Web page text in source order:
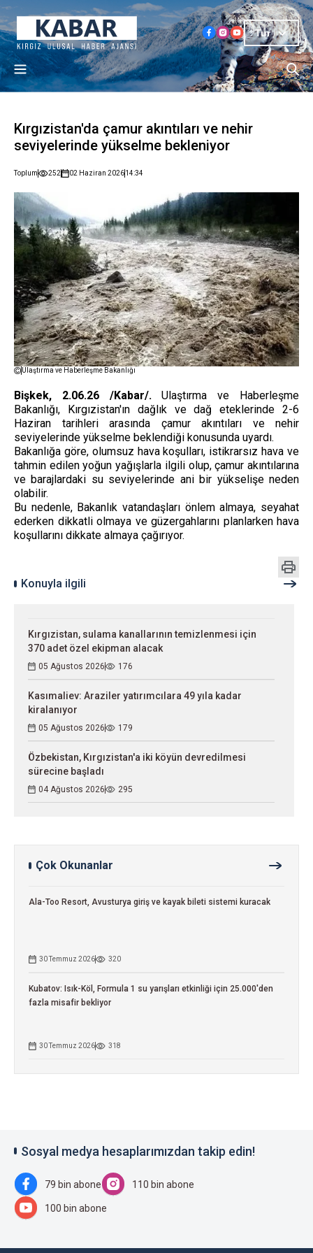
Tur
Kırgızistan'da çamur akıntıları ve nehir
seviyelerinde yükselme bekleniyor
Toplum 252 02 Haziran 202614:34
Ulaştırma ve Haberleşme Bakanlığı
Bişkek, 2.06.26 /Kabar/.Ulaştırma ve Haberleşme
Bakanlığı, Kırgızistan'ın dağlık ve dağ eteklerinde 2-6
Haziran tarihleri ​​arasında çamur akıntıları ve nehir
seviyelerinde yükselme beklendiği konusunda uyardı.
Bakanlığa göre, olumsuz hava koşulları, istikrarsız hava ve
tahmin edilen yoğun yağışlarla ilgili olup, çamur akıntılarına
ve barajlardaki su seviyelerinde ani bir yükselişe neden
olabilir.
Bu nedenle, Bakanlık vatandaşları önlem almaya, seyahat
ederken dikkatli olmaya ve güzergahlarını planlarken hava
koşullarını dikkate almaya çağırıyor.
Konuyla ilgili
Kırgızistan, sulama kanallarının temizlenmesi için
370 adet özel ekipman alacak
05 Ağustos 2026 176
Kasımaliev: Araziler yatırımcılara 49 yıla kadar
kiralanıyor
05 Ağustos 2026 179
Özbekistan, Kırgızistan'a iki köyün devredilmesi
sürecine başladı
04 Ağustos 2026 295
Çok Okunanlar
Ala-Too Resort, Avusturya giriş ve kayak bileti sistemi kuracak
30 Temmuz 2026 320
Kubatov: Isık-Köl, Formula 1 su yarışları etkinliği için 25.000'den
fazla misafir bekliyor
30 Temmuz 2026 318
Sosyal medya hesaplarımızdan takip edin!
79 bin abone 110 bin abone
100 bin abone